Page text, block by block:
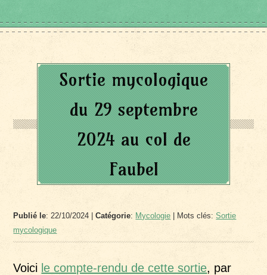
Sortie mycologique
du 29 septembre
2024 au col de
Faubel
Publié le: 22/10/2024 |Catégorie: Mycologie | Mots clés:Sortie
mycologique
Voici le compte-rendu de cette sortie, par